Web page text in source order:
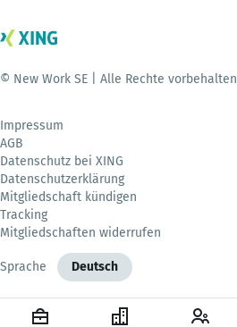
© New Work SE | Alle Rechte vorbehalten
Impressum
AGB
Datenschutz bei XING
Datenschutzerklärung
Mitgliedschaft kündigen
Tracking
Mitgliedschaften widerrufen
Sprache Deutsch